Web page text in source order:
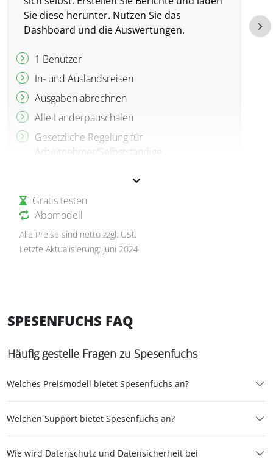
Sie diese herunter. Nutzen Sie das
Dashboard und die Auswertungen.
1 Benutzer
In- und Auslandsreisen
Ausgaben abrechnen
Alle Länderpauschalen
Gesetzliche Regelung für
Arbeitnehmer/Selbstständige
Belege mit Belegerkennung (OCR)
Auswertungen und Berichte
Schnittstellen zu DATEV: Finanzbuchhaltung,
Schnittstellen zu lexoffice, sevDesk,
Gratis testen
Abomodell
Alle Preise sind netto zzgl. USt.
Letzte Aktualisierung: Juni 2024
SPESENFUCHS FAQ
Häufig gestelle Fragen zu Spesenfuchs
Welches Preismodell bietet Spesenfuchs an?
Welchen Support bietet Spesenfuchs an?
Wie wird Datenschutz und Datensicherheit bei